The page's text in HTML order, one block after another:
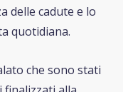
delle cadute e lo
quotidiana.
che sono stati